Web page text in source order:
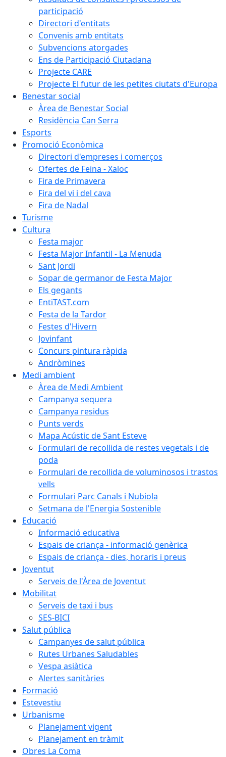
participació
Directori d'entitats
Convenis amb entitats
Subvencions atorgades
Ens de Participació Ciutadana
Projecte CARE
Projecte El futur de les petites ciutats d'Europa
Benestar social
Àrea de Benestar Social
Residència Can Serra
Esports
Promoció Econòmica
Directori d'empreses i comerços
Ofertes de Feina - Xaloc
Fira de Primavera
Fira del vi i del cava
Fira de Nadal
Turisme
Cultura
Festa major
Festa Major Infantil - La Menuda
Sant Jordi
Sopar de germanor de Festa Major
Els gegants
EntiTAST.com
Festa de la Tardor
Festes d'Hivern
Jovinfant
Concurs pintura ràpida
Andròmines
Medi ambient
Àrea de Medi Ambient
Campanya sequera
Campanya residus
Punts verds
Mapa Acústic de Sant Esteve
Formulari de recollida de restes vegetals i de
poda
Formulari de recollida de voluminosos i trastos
vells
Formulari Parc Canals i Nubiola
Setmana de l'Energia Sostenible
Educació
Informació educativa
Espais de criança - informació genèrica
Espais de criança - dies, horaris i preus
Joventut
Serveis de l'Àrea de Joventut
Mobilitat
Serveis de taxi i bus
SES-BICI
Salut pública
Campanyes de salut pública
Rutes Urbanes Saludables
Vespa asiàtica
Alertes sanitàries
Formació
Estevestiu
Urbanisme
Planejament vigent
Planejament en tràmit
Obres La Coma